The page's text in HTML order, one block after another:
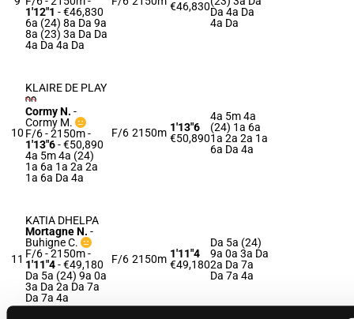
1'12"1 - €46,830
6a (24) 8a Da 9a
8a (23) 3a Da Da
4a Da 4a Da
€46,830Da 4a Da
4a Da
10
KLAIRE DE PLAY
Cormy N. -
Cormy M.
F/6 - 2150m-
1'13"6- €50,890
4a 5m 4a (24)
1a 6a 1a 2a 2a
1a 6a Da 4a
F/6 2150m 1'13"6
€50,890
4a 5m 4a
(24) 1a 6a
1a 2a 2a 1a
6a Da 4a
11
KATIA DHELPA
Mortagne N. -
Buhigne C.
F/6 - 2150m-
1'11"4- €49,180
Da 5a (24) 9a 0a
3a Da 2a Da 7a
Da 7a 4a
F/6 2150m 1'11"4
€49,180
Da 5a (24)
9a 0a 3a Da
2a Da 7a
Da 7a 4a